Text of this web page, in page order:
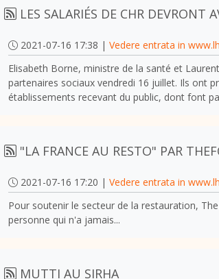
LES SALARIÉS DE CHR DEVRONT
2021-07-16 17:38 | Vedere entrata in
Elisabeth Borne, ministre de la santé et
partenaires sociaux vendredi 16 juillet. Ils ont
établissements recevant du public, dont font
"LA FRANCE AU RESTO" PAR
2021-07-16 17:20 | Vedere entrata in
Pour soutenir le secteur de la restauration,
personne qui n'a jamais...
MUTTI AU SIRHA